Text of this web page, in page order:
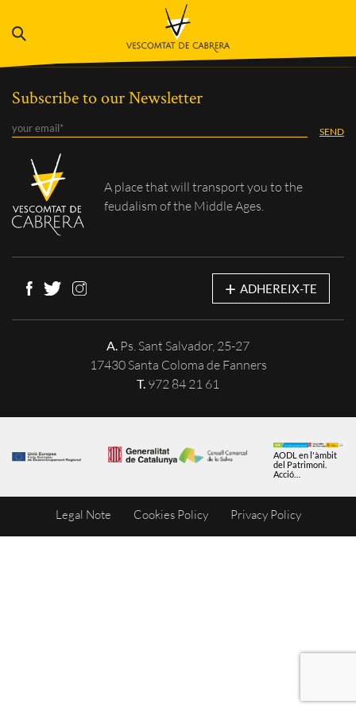
Subscribe to our Newsletter
A place that willtransport you to the
feudalism of the Middle Ages.
+ ADHEREIX-TE
A. Ps. Sant Salvador, 25-27
17430 Santa Coloma de Fanners
T. 972 84 21 61
AODL en l'àmbit
del Patrimoni.
Acció
Catalunya en el
marc dels
Legal Note Cookies Policy Privacy Policy